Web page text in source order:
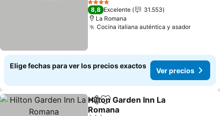
4 Estrellas
8,8 Excelente
31.553
La Romana
Cocina italiana auténtica y asador
Elige fechas para ver los precios exactos
Ver precios
CompartirAgregar a favoritos
Hilton Garden Inn La
Romana